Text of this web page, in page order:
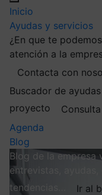
Inicio
Ayudas y servicios
¿En que te
atención a la
Contacta con
Buscador de
proyecto
Agenda
Blog
Blog de la empresa
entrevistas,
tendencias…
Ir al